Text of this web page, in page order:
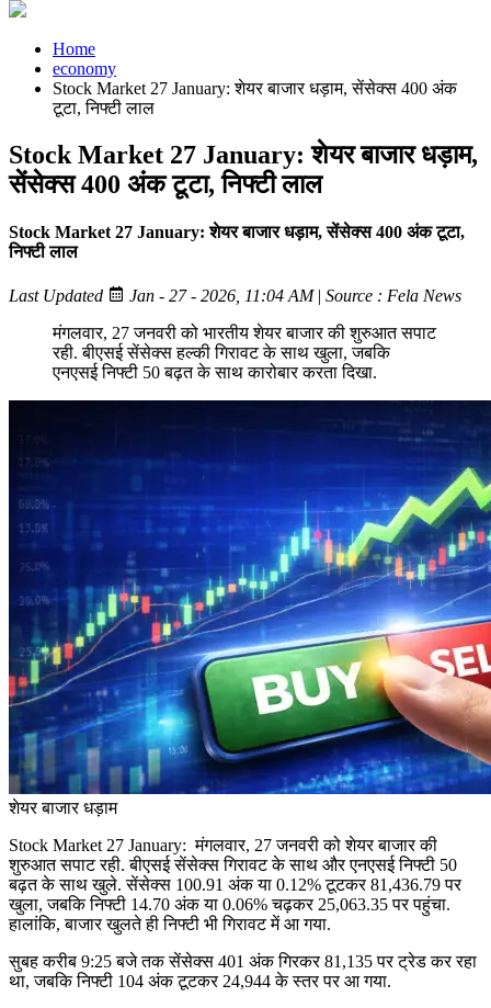
Home
economy
Stock Market 27 January: शेयर बाजार धड़ाम, सेंसेक्स 400 अंक
टूटा, निफ्टी लाल
Stock Market 27 January: शेयर बाजार धड़ाम,
सेंसेक्स 400 अंक टूटा, निफ्टी लाल
Stock Market 27 January: शेयर बाजार धड़ाम, सेंसेक्स 400 अंक टूटा,
निफ्टी लाल
Last Updated Jan - 27 - 2026, 11:04 AM| Source : Fela News
मंगलवार, 27 जनवरी को भारतीय शेयर बाजार की शुरुआत सपाट
रही. बीएसई सेंसेक्स हल्की गिरावट के साथ खुला, जबकि
एनएसई निफ्टी 50 बढ़त के साथ कारोबार करता दिखा.
शेयर बाजार धड़ाम
Stock Market 27 January: मंगलवार, 27 जनवरी को शेयर बाजार की
शुरुआत सपाट रही. बीएसई सेंसेक्स गिरावट के साथ और एनएसई निफ्टी 50
बढ़त के साथ खुले. सेंसेक्स 100.91 अंक या 0.12% टूटकर 81,436.79 पर
खुला, जबकि निफ्टी 14.70 अंक या 0.06% चढ़कर 25,063.35 पर पहुंचा.
हालांकि, बाजार खुलते ही निफ्टी भी गिरावट में आ गया.
सुबह करीब 9:25 बजे तक सेंसेक्स 401 अंक गिरकर 81,135 पर ट्रेड कर रहा
था, जबकि निफ्टी 104 अंक टूटकर 24,944 के स्तर पर आ गया.